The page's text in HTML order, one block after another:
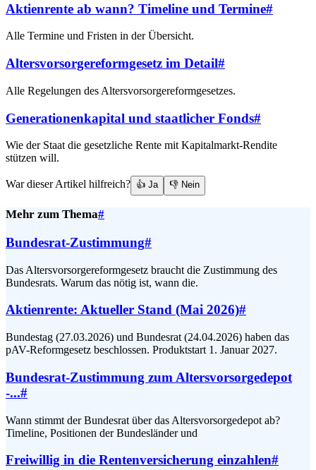
Aktienrente ab wann? Timeline und Termine#
Alle Termine und Fristen in der Übersicht.
Altersvorsorgereformgesetz im Detail#
Alle Regelungen des Altersvorsorgereformgesetzes.
Generationenkapital und staatlicher Fonds#
Wie der Staat die gesetzliche Rente mit Kapitalmarkt-Rendite
stützen will.
War dieser Artikel hilfreich? 👍 Ja 👎 Nein
Mehr zum Thema#
Bundesrat-Zustimmung#
Das Altersvorsorgereformgesetz braucht die Zustimmung des
Bundesrats. Warum das nötig ist, wann die.
Aktienrente: Aktueller Stand (Mai 2026)#
Bundestag (27.03.2026) und Bundesrat (24.04.2026) haben das
pAV-Reformgesetz beschlossen. Produktstart 1. Januar 2027.
Bundesrat-Zustimmung zum Altersvorsorgedepot
-...#
Wann stimmt der Bundesrat über das Altersvorsorgedepot ab?
Timeline, Positionen der Bundesländer und
Freiwillig in die Rentenversicherung einzahlen#